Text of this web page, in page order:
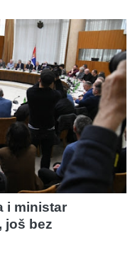
i ministar
još bez